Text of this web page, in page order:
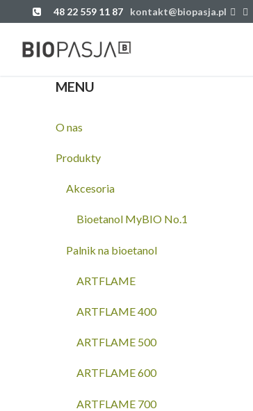
Przejdź
do
treści
48 22 559 11 87 kontakt@biopasja.pl
MENU
O nas
Produkty
Akcesoria
Bioetanol MyBIO No.1
Palnik na bioetanol
ARTFLAME
ARTFLAME 400
ARTFLAME 500
ARTFLAME 600
ARTFLAME 700